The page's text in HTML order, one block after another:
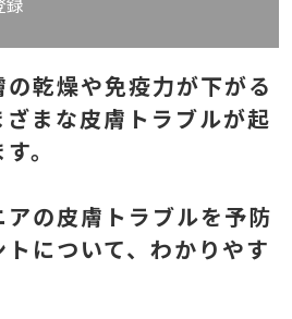
乾燥や免疫力が下がる
まな皮膚トラブルが起
。
の皮膚トラブルを予防
について、わかりやす